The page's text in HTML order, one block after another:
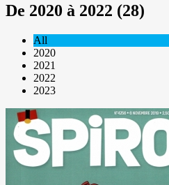
De 2020 à 2022 (28)
All
2020
2021
2022
2023